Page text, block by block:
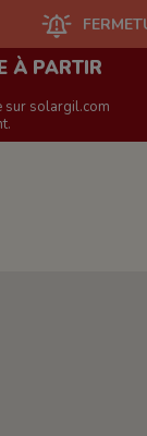
FERMETURE
À PARTIR
sur solargil.com